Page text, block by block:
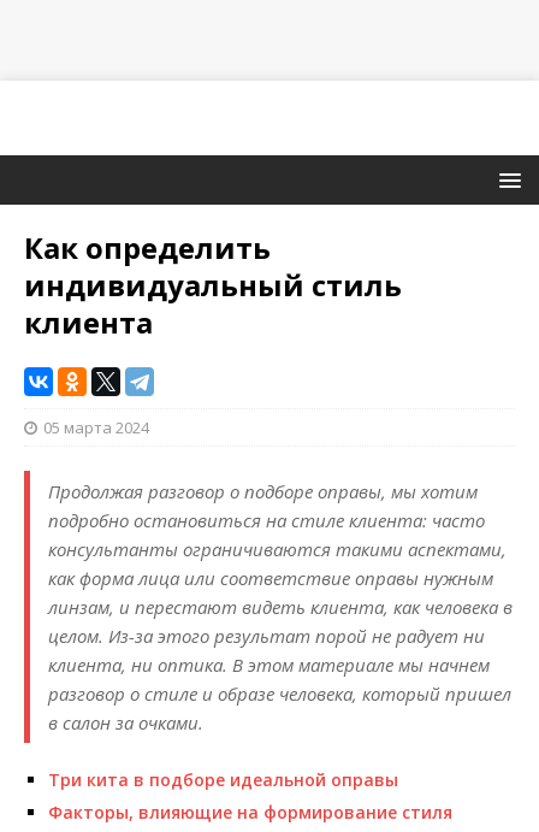
Как определить
индивидуальный стиль
клиента
05 марта 2024
Продолжая разговор о подборе оправы, мы хотим
подробно остановиться на стиле клиента: часто
консультанты ограничиваются такими аспектами,
как форма лица или соответствие оправы нужным
линзам, и перестают видеть клиента, как человека в
целом. Из-за этого результат порой не радует ни
клиента, ни оптика. В этом материале мы начнем
разговор о стиле и образе человека, который пришел
в салон за очками.
Три кита в подборе идеальной оправы
Факторы, влияющие на формирование стиля